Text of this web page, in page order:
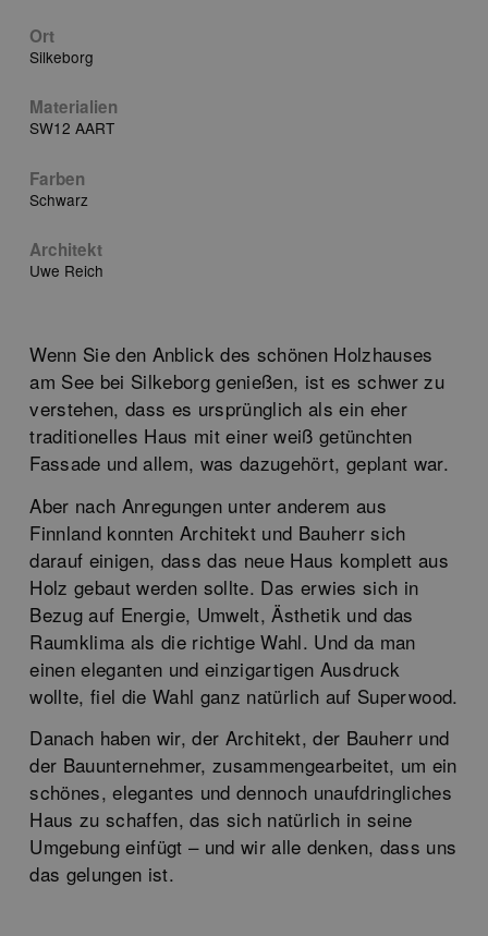
Ort
Silkeborg
Materialien
SW12 AART
Farben
Schwarz
Architekt
Uwe Reich
Wenn Sie den Anblick des schönen Holzhauses
am See bei Silkeborg genießen, ist es schwer zu
verstehen, dass es ursprünglich als ein eher
traditionelles Haus mit einer weiß getünchten
Fassade und allem, was dazugehört, geplant war.
Aber nach Anregungen unter anderem aus
Finnland konnten Architekt und Bauherr sich
darauf einigen, dass das neue Haus komplett aus
Holz gebaut werden sollte. Das erwies sich in
Bezug auf Energie, Umwelt, Ästhetik und das
Raumklima als die richtige Wahl. Und da man
einen eleganten und einzigartigen Ausdruck
wollte, fiel die Wahl ganz natürlich auf Superwood.
Danach haben wir, der Architekt, der Bauherr und
der Bauunternehmer, zusammengearbeitet, um ein
schönes, elegantes und dennoch unaufdringliches
Haus zu schaffen, das sich natürlich in seine
Umgebung einfügt – und wir alle denken, dass uns
das gelungen ist.